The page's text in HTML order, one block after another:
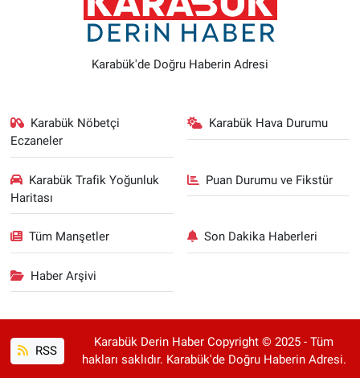
Karabük'de Doğru Haberin Adresi
Karabük Nöbetçi
Eczaneler
Karabük Hava Durumu
Karabük Trafik Yoğunluk
Haritası
Puan Durumu ve Fikstür
Tüm Manşetler Son Dakika Haberleri
Haber Arşivi
RSS
Karabük Derin Haber Copyright © 2025 - Tüm
hakları saklıdır. Karabük'de Doğru Haberin Adresi.